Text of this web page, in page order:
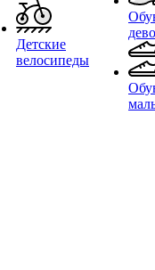
Детские
велосипеды